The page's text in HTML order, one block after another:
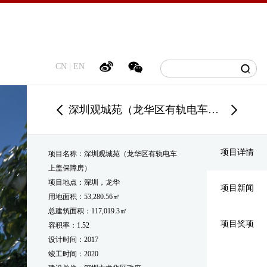
CN EN
深圳观城苑（龙华区有轨电车上盖保障房）
项目名称：深圳观城苑（龙华区有轨电车
上盖保障房）
项目地点：深圳，龙华
用地面积：53,280.56㎡
总建筑面积：117,019.3㎡
容积率：1.52
设计时间：2017
竣工时间：2020
项目详情
项目新闻
项目奖项